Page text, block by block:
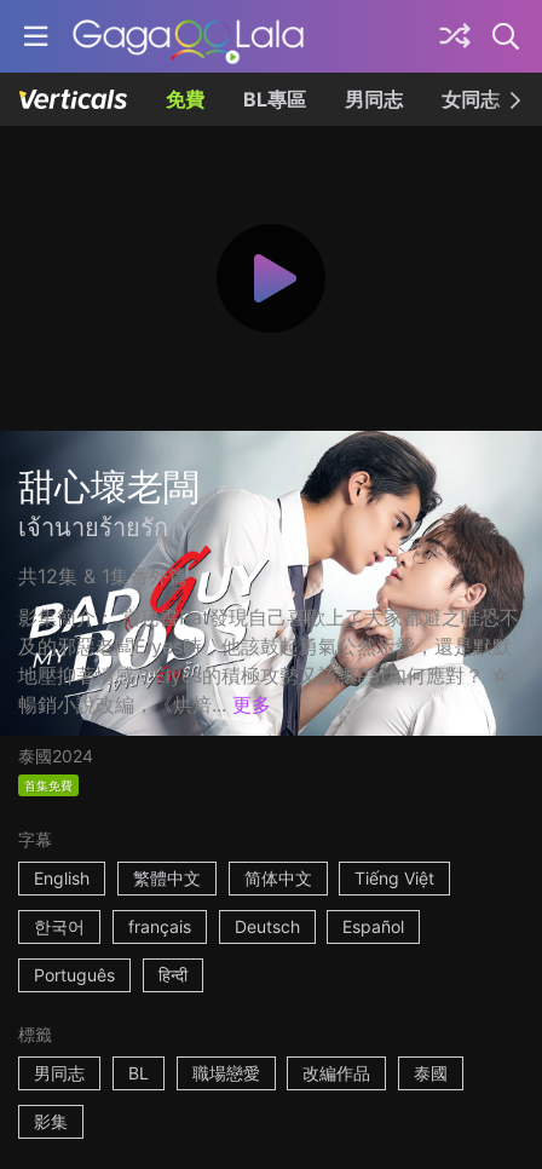
免費 BL專區 男同志 女同志
甜心壞老闆
เจ้านายร้ายรัก
共12集 & 1集番外篇
影集簡介： 當秘書Pat發現自己喜歡上了大家都避之唯恐不
及的邪惡老闆Elyes時，他該鼓起勇氣公然示愛，還是默默
地壓抑著情感？Elyes的積極攻勢又該讓Pat如何應對？ ☆
暢銷小說改編，《烘焙... 更多
泰國2024
首集免費
字幕
English
繁體中文 简体中文 Tiếng Việt
한국어 français Deutsch Español
Português हिन्दी
標籤
男同志
BL 職場戀愛 改編作品 泰國
影集